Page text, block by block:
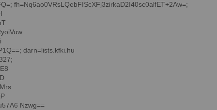
fh=Nq6ao0VRsLQebFIScXFj3zirkaD2I40sc0alfET+2Aw=;
darn=lists.kfki.hu
Nzwg==